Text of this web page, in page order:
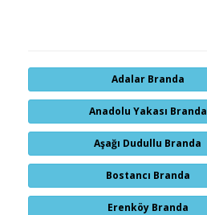
Adalar Branda
Anadolu Yakası Branda
Aşağı Dudullu Branda
Bostancı Branda
Erenköy Branda